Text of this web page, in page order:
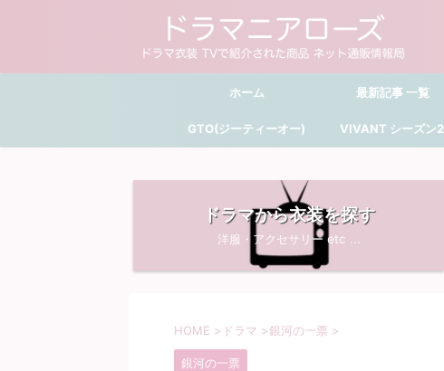
ホーム 最新記事 一覧
GTO(ジーティーオー) VIVANT シーズン2
ドラマから衣装を探す
洋服・アクセサリー etc ...
HOME > ドラマ >銀河の一票 >
銀河の一票